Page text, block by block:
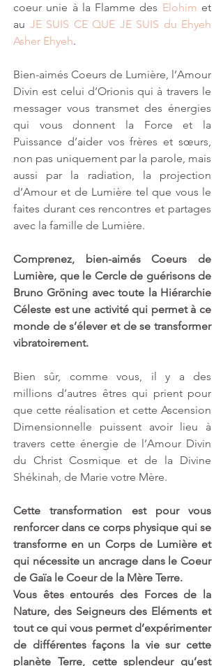
coeur unie à la Flamme des Elohim et
au JE SUIS CE QUE JE SUIS du Ehyeh
Asher Ehyeh.
Bien-aimés Coeurs de Lumière, l’Amour
Divin est celui d’Orionis qui à travers le
messager vous transmet des énergies
qui vous donnent la Force et la
Puissance d’aider vos frères et sœurs,
non pas uniquement par la parole, mais
aussi par la radiation, la projection
d’Amour et de Lumière tel que vous le
faites durant ces rencontres et partages
avec la famille de Lumière.
Comprenez, bien-aimés Coeurs de
Lumière, que le Cercle de guérisons de
Bruno Gröning avec toute la Hiérarchie
Céleste est une activité qui permet à ce
monde de s’élever et de se transformer
vibratoirement.
Bien sûr, comme vous, il y a des
millions d’autres êtres qui prient pour
que cette réalisation et cette Ascension
Dimensionnelle puissent avoir lieu à
travers cette énergie de l’Amour Divin
du Christ Cosmique et de la Divine
Shékinah, de Marie votre Mère.
Cette transformation est pour vous
renforcer dans ce corps physique qui se
transforme en un Corps de Lumière et
qui nécessite un ancrage dans le Coeur
de Gaïa le Coeur de la Mère Terre.
Vous êtes entourés des Forces de la
Nature, des Seigneurs des Eléments et
tout ce qui vous permet d’expérimenter
de différentes façons la vie sur cette
planète Terre, cette splendeur qu’est